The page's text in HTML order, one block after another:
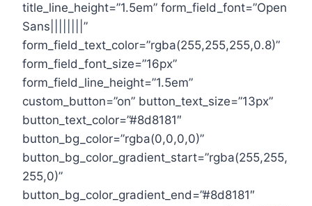
title_line_height=”1.5em” form_field_font=”Open
Sans||||||||”
form_field_text_color=”rgba(255,255,255,0.8)”
form_field_font_size=”16px”
form_field_line_height=”1.5em”
custom_button=”on” button_text_size=”13px”
button_text_color=”#8d8181″
button_bg_color=”rgba(0,0,0,0)”
button_bg_color_gradient_start=”rgba(255,255,
255,0)”
button_bg_color_gradient_end=”#8d8181″